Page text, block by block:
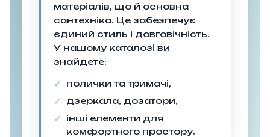
матеріалів, що й основна
сантехніка. Це забезпечує
єдиний стиль і довговічність.
У нашому каталозі ви
знайдете:
полички та тримачі,
дзеркала, дозатори,
інші елементи для
комфортного простору.